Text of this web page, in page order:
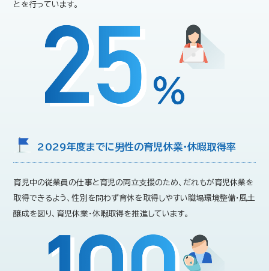
とを行っています。
2029年度までに男性の育児休業・休暇取得率
育児中の従業員の仕事と育児の両立支援のため、だれもが育児休業を
取得できるよう、性別を問わず育休を取得しやすい職場環境整備・風土
醸成を図り、育児休業・休暇取得を推進しています。